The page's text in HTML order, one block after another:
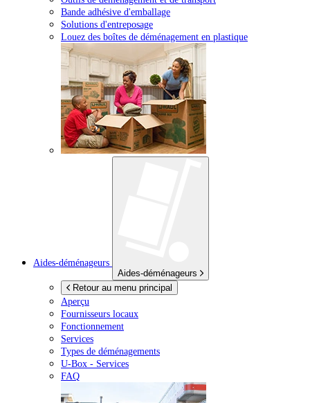
Bande adhésive d'emballage
Solutions d'entreposage
Louez des boîtes de déménagement en plastique
Aides-déménageurs
Aides-déménageurs
Retour au menu principal
Aperçu
Fournisseurs locaux
Fonctionnement
Services
Types de déménagements
U-Box - Services
FAQ